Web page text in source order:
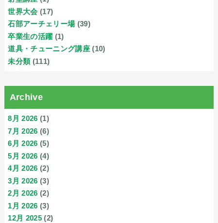
世界大会 (17)
石部アーチェリー場 (39)
卒業生の活躍 (1)
道具・チューニング講座 (10)
未分類 (111)
Archive
8月 2026 (1)
7月 2026 (6)
6月 2026 (5)
5月 2026 (4)
4月 2026 (2)
3月 2026 (3)
2月 2026 (2)
1月 2026 (3)
12月 2025 (2)